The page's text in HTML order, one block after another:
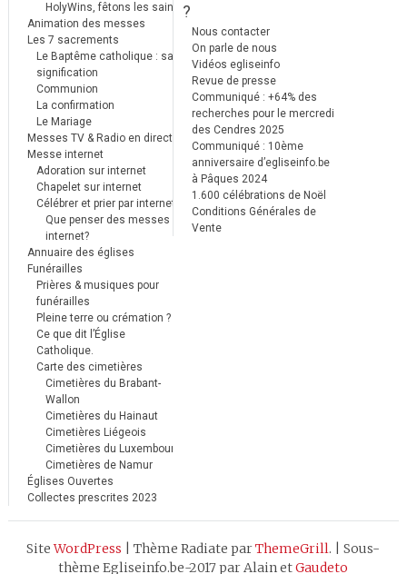
HolyWins, fêtons les saints !
Animation des messes
Les 7 sacrements
Le Baptême catholique : sa
signification
Communion
La confirmation
Le Mariage
Messes TV & Radio en direct
Messe internet
Adoration sur internet
Chapelet sur internet
Célébrer et prier par internet
Que penser des messes
internet?
Annuaire des églises
Funérailles
Prières & musiques pour
funérailles
Pleine terre ou crémation ?
Ce que dit l’Église
Catholique.
Carte des cimetières
Cimetières du Brabant-
Wallon
Cimetières du Hainaut
Cimetières Liégeois
Cimetières du Luxembourg
Cimetières de Namur
Églises Ouvertes
Collectes prescrites 2023
?
Nous contacter
On parle de nous
Vidéos egliseinfo
Revue de presse
Communiqué : +64% des
recherches pour le mercredi
des Cendres 2025
Communiqué : 10ème
anniversaire d’egliseinfo.be
à Pâques 2024
1.600 célébrations de Noël
Conditions Générales de
Vente
SiteWordPress |Thème Radiate parThemeGrill. |Sous-
thème Egliseinfo.be-2017 par Alain etGaudeto